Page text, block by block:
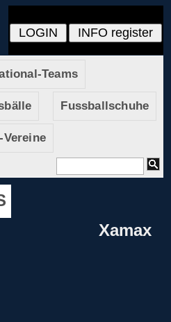
Teams
Fussballschuhe
Vereine
Xamax